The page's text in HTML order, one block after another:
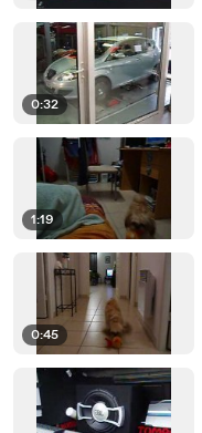
0:32
1:19
0:45